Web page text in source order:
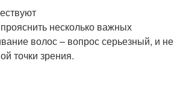
несколько важных
волос – вопрос серьезный, и не
точки зрения.